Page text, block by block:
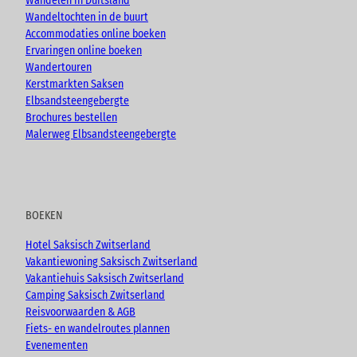
m
Wandeltochten in de buurt
Accommodaties online boeken
Ervaringen online boeken
Wandertouren
Kerstmarkten Saksen
Elbsandsteengebergte
Brochures bestellen
Malerweg Elbsandsteengebergte
BOEKEN
Hotel Saksisch Zwitserland
Vakantiewoning Saksisch Zwitserland
Vakantiehuis Saksisch Zwitserland
Camping Saksisch Zwitserland
Reisvoorwaarden & AGB
Fiets- en wandelroutes plannen
Evenementen